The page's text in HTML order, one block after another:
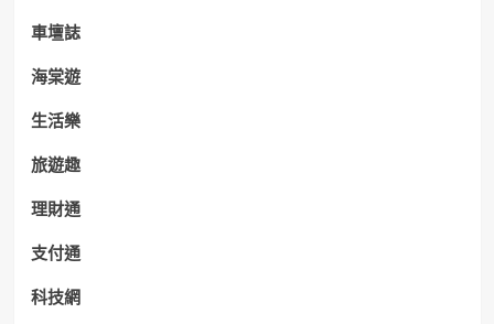
車壇誌
海棠遊
生活樂
旅遊趣
理財通
支付通
科技網